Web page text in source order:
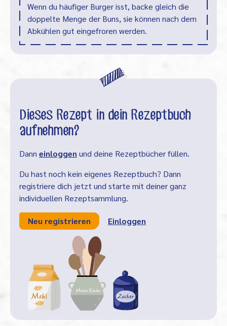
Wenn du häufiger Burger isst, backe gleich die
doppelte Menge der Buns, sie können nach dem
Abkühlen gut eingefroren werden.
Dieses Rezept in dein Rezeptbuch
aufnehmen?
Dann einloggen und deine Rezeptbücher füllen.
Du hast noch kein eigenes Rezeptbuch? Dann
registriere dich jetzt und starte mit deiner ganz
individuellen Rezeptsammlung.
Neu registrieren Einloggen